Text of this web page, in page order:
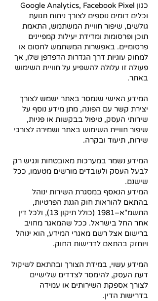
כגון Google Analytics, Facebook Pixel
וכלים דומים נוספים לצורך ניתוח תנועת
גולשים, שיפור חוויית המשתמש, התאמת
תוכן ופרסומות ומדידת יעילות קמפיינים
פרסומיים. באפשרות המשתמש לחסום או
למחוק עוגיות דרך הגדרות הדפדפן שלו, אך
פעולה זו עלולה להשפיע על חוויית השימוש
באתר.
המידע האישי שנמסר באתר ישמש לצורך
יצירת קשר עם הפונה, מתן מידע נוסף על
שירותי העסק, טיפול בבקשות או פניות,
שיפור חוויית השימוש באתר ושמירה לצורכי
שירות, תיעוד ובקרה.
המידע נשמר במערכות מאובטחות ונגיש רק
לבעל העסק ולעובדים מורשים מטעמו, ככל
שישנם.
המידע הנאסף במסגרת השירות ינוהל
בהתאם להוראות חוק הגנת הפרטיות,
התשמ"א–1981 (כולל תיקון 13), ולכל דין
אחר החל בישראל. ככל שהמאגר מחויב
ברישום אצל רשם מאגרי המידע, הוא ינוהל
ויוחזק בהתאם לדרישות החוק.
המידע עשוי, במידת הצורך ובהתאם לשיקול
דעת העסק, להימסר לצדדים שלישיים
לצורך אספקת השירותים או עמידה
בדרישות הדין.